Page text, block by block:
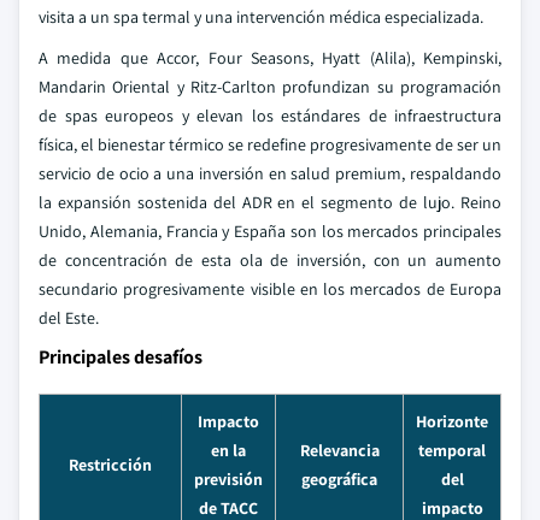
visita a un spa termal y una intervención médica especializada.
A medida que Accor, Four Seasons, Hyatt (Alila), Kempinski,
Mandarin Oriental y Ritz-Carlton profundizan su programación
de spas europeos y elevan los estándares de infraestructura
física, el bienestar térmico se redefine progresivamente de ser un
servicio de ocio a una inversión en salud premium, respaldando
la expansión sostenida del ADR en el segmento de lujo. Reino
Unido, Alemania, Francia y España son los mercados principales
de concentración de esta ola de inversión, con un aumento
secundario progresivamente visible en los mercados de Europa
del Este.
Principales desafíos
Restricción
Impacto
en la
previsión
de TACC
Relevancia
geográfica
Horizonte
temporal
del
impacto